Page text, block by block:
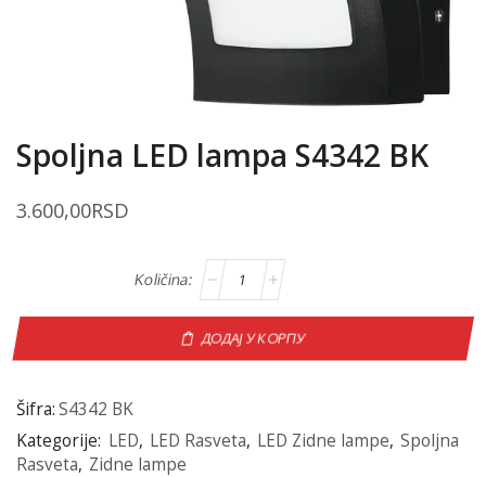
Spoljna LED lampa S4342 BK
3.600,00RSD
ДОДАЈ У КОРПУ
Šifra:S4342 BK
Kategorije: LED, LED Rasveta, LED Zidne lampe, Spoljna
Rasveta, Zidne lampe